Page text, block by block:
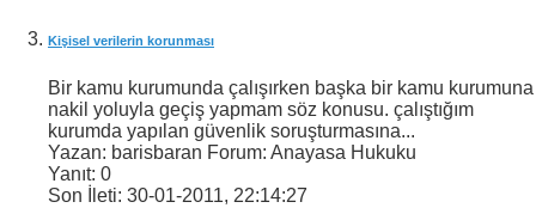
Kişisel verilerin korunması
Bir kamu kurumunda çalışırken başka bir kamu kurumuna
nakil yoluyla geçiş yapmam söz konusu. çalıştığım
kurumda yapılan güvenlik soruşturmasına...
Yazan: barisbaran Forum: Anayasa Hukuku
Yanıt: 0
Son İleti: 30-01-2011, 22:14:27